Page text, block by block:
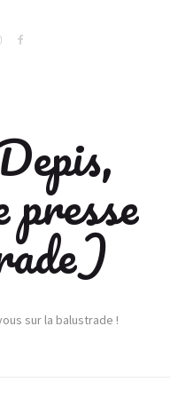
presse
sur la balustrade !